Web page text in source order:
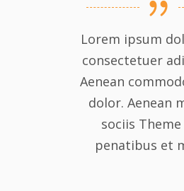
Lorem ipsum
consectetuer
Aenean
dolor. Aenean
sociis
penatibus et